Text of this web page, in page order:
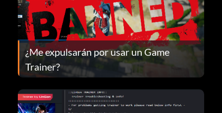
¿Me expulsarán por usar un Game
Trainer?